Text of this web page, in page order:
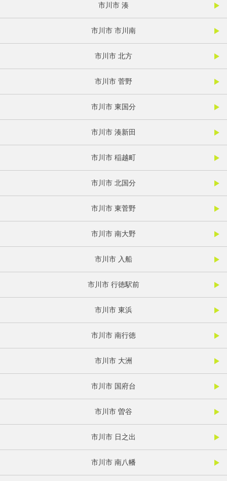
市川市 湊
市川市 市川南
市川市 北方
市川市 菅野
市川市 東国分
市川市 湊新田
市川市 稲越町
市川市 北国分
市川市 東菅野
市川市 南大野
市川市 入船
市川市 行徳駅前
市川市 東浜
市川市 南行徳
市川市 大洲
市川市 国府台
市川市 曽谷
市川市 日之出
市川市 南八幡